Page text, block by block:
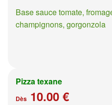
Base sauce tomate,
champignons, gorgonzola
Pizza texane
Dès 10.00 €